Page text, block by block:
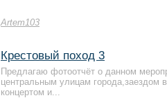
Artem103
Крестовый поход 3
Предлагаю фотоотчёт о данном
центральным улицам города,заездом
концертом и...